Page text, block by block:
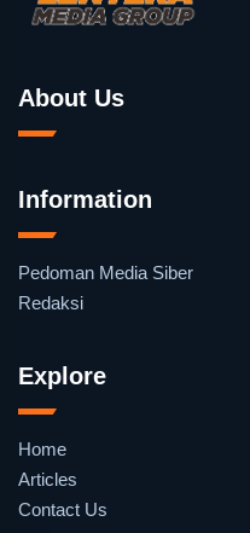
About Us
Information
Pedoman Media Siber
Redaksi
Explore
Home
Articles
Contact Us